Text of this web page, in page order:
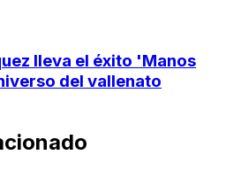
lleva el éxito 'Manos
del vallenato